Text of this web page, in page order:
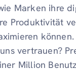
Marken ihre
Produktivität
vertrauen?
Million